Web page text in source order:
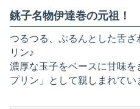
銚子名物伊達巻の元祖！
つるつる、ぷるんとした舌
リン♪
濃厚な玉子をベースに甘味
プリン」として親しまれてい